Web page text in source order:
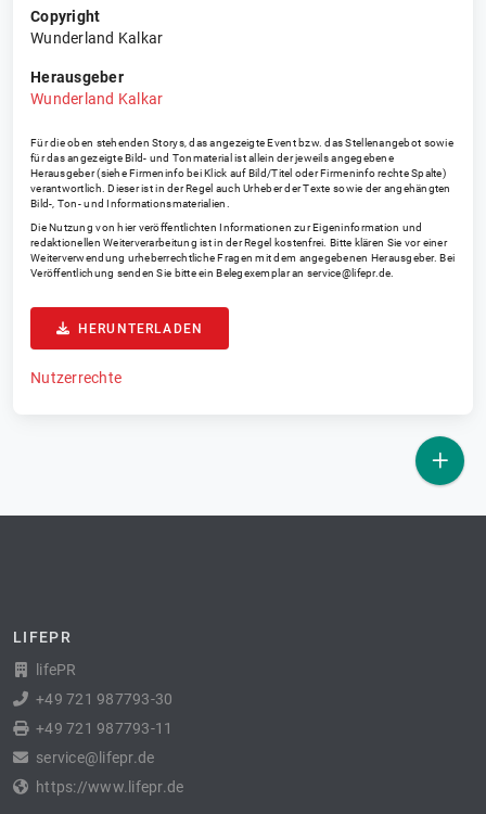
Copyright
Wunderland Kalkar
Herausgeber
Wunderland Kalkar
Für die oben stehenden Storys, das angezeigte Event bzw. das Stellenangebot sowie
für das angezeigte Bild- und Tonmaterial ist allein der jeweils angegebene
Herausgeber (siehe Firmeninfo bei Klick auf Bild/Titel oder Firmeninfo rechte Spalte)
verantwortlich. Dieser ist in der Regel auch Urheber der Texte sowie der angehängten
Bild-, Ton- und Informationsmaterialien.
Die Nutzung von hier veröffentlichten Informationen zur Eigeninformation und
redaktionellen Weiterverarbeitung ist in der Regel kostenfrei. Bitte klären Sie vor einer
Weiterverwendung urheberrechtliche Fragen mit dem angegebenen Herausgeber. Bei
Veröffentlichung senden Sie bitte ein Belegexemplar an service@lifepr.de.
HERUNTERLADEN
Nutzerrechte
LIFEPR
lifePR
+49 721 987793-30
+49 721 987793-11
service@lifepr.de
https://www.lifepr.de